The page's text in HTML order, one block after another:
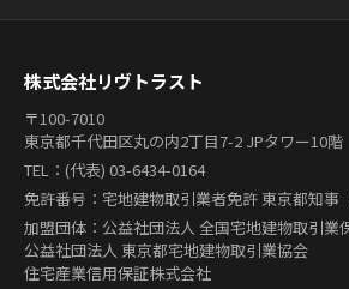
株式会社リヴトラスト
〒100-7010
東京都千代田区丸の内2丁目7-2 JPタワー10階
TEL：(代表) 03-6434-0164
免許番号：宅地建物取引業者免許 東京都知事
加盟団体：公益社団法人 全国宅地建物取引業
公益社団法人 東京都宅地建物取引業協会
住宅産業信用保証株式会社